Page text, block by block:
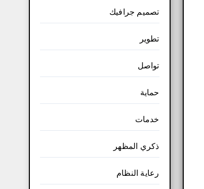
تصميم جرافيك
تطوير
تواصل
حماية
خدمات
ذكري المظهر
رعاية النظام